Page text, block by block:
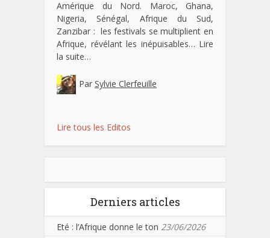
Amérique du Nord. Maroc, Ghana,
Nigeria, Sénégal, Afrique du Sud,
Zanzibar : les festivals se multiplient en
Afrique, révélant les inépuisables… Lire
la suite…
Par Sylvie Clerfeuille
Lire tous les Editos
Derniers articles
Eté : l’Afrique donne le ton 23/06/2026